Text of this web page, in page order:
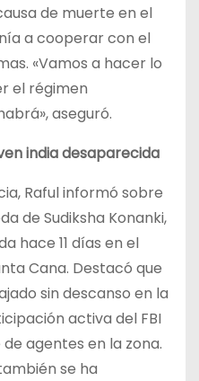
de muerte en el
a cooperar con el
«Vamos a hacer lo
el régimen
aseguró.
india desaparecida
Raful informó sobre
de Sudiksha Konanki,
hace 11 días en el
Cana. Destacó que
sin descanso en la
activa del FBI
agentes en la zona.
se ha